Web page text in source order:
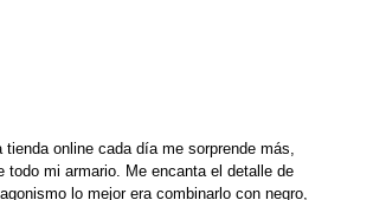
online cada día me sorprende más,
mi armario. Me encanta el detalle de
lo mejor era combinarlo con negro,